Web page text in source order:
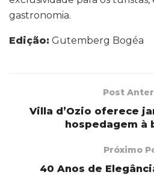
gastronomia.
Edição: Gutemberg Bogéa
Post
Villa d’Ozio oferece
hospedagem à
Próximo
40 Anos de